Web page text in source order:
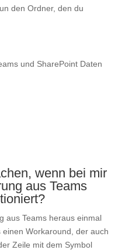
den Ordner, den du
wenn bei mir
aus Teams
aus Teams heraus einmal
Workaround, der auch
Zeile mit dem Symbol